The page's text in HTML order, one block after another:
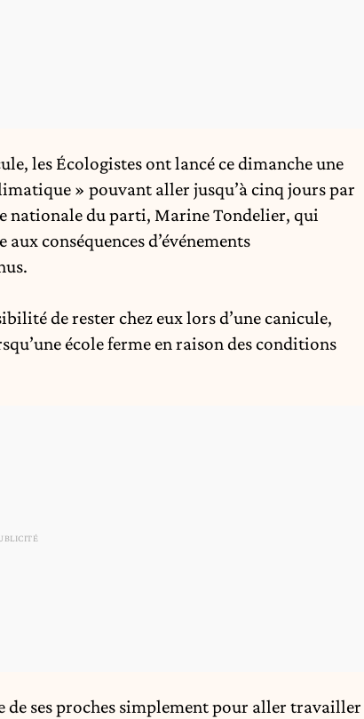
les Écologistesont lancé ce dimanche une
» pouvant aller jusqu’à cinq jours par
nationale du parti, Marine Tondelier, qui
conséquences d’événements
de rester chez eux lors d’une canicule,
école ferme en raison des conditions
de ses proches simplement pour aller travailler